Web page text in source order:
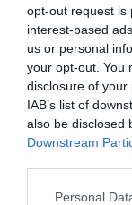
opt-out request is
interest-based
us or personal
your opt-out. You
disclosure of
IAB’s list of
also be disclosed
Downstream
Personal